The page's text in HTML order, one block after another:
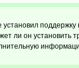
установил
ли он установить